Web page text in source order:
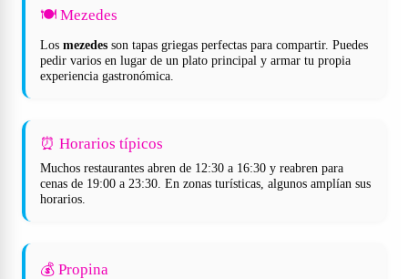
🍽️ Mezedes
Los mezedes son tapas griegas perfectas para compartir. Puedes
pedir varios en lugar de un plato principal y armar tu propia
experiencia gastronómica.
⏰ Horarios típicos
Muchos restaurantes abren de 12:30 a 16:30 y reabren para
cenas de 19:00 a 23:30. En zonas turísticas, algunos amplían sus
horarios.
💰 Propina